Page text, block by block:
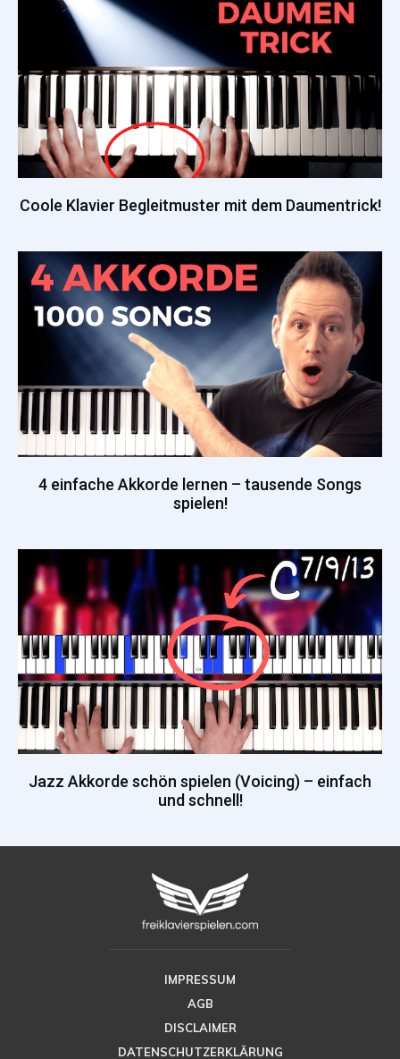
Coole Klavier Begleitmuster mit dem Daumentrick!
4 einfache Akkorde lernen – tausende Songs
spielen!
Jazz Akkorde schön spielen (Voicing) – einfach
und schnell!
IMPRESSUM
AGB
DISCLAIMER
DATENSCHUTZERKLÄRUNG